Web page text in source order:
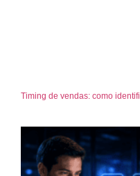
Timing de vendas: como